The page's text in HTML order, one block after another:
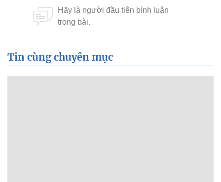
Tin cùng chuyên mục